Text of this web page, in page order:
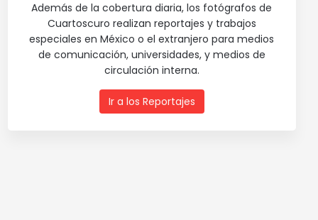
Además de la cobertura diaria, los fotógrafos de
Cuartoscuro realizan reportajes y trabajos
especiales en México o el extranjero para medios
de comunicación, universidades, y medios de
circulación interna.
Ir a los Reportajes